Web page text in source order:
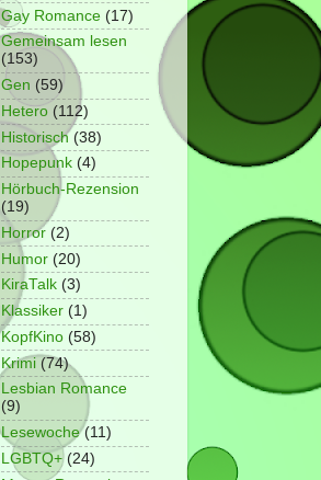
Gay Romance (17)
Gemeinsam lesen
(153)
Gen (59)
Hetero (112)
Historisch (38)
Hopepunk (4)
Hörbuch-Rezension
(19)
Horror (2)
Humor (20)
KiraTalk (3)
Klassiker (1)
KopfKino (58)
Krimi (74)
Lesbian Romance
(9)
Lesewoche (11)
LGBTQ+ (24)